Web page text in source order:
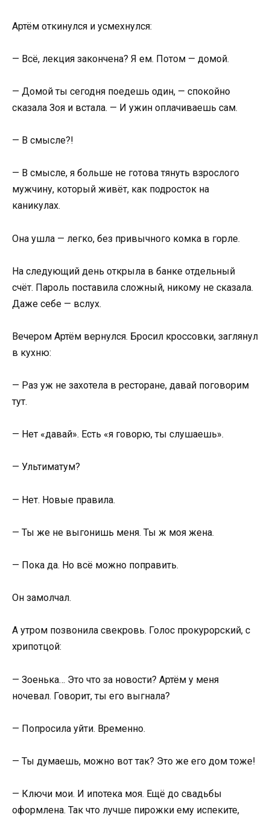
Артём откинулся и усмехнулся:
— Всё, лекция закончена? Я ем. Потом — домой.
— Домой ты сегодня поедешь один, — спокойно
сказала Зоя и встала. — И ужин оплачиваешь сам.
— В смысле?!
— В смысле, я больше не готова тянуть взрослого
мужчину, который живёт, как подросток на
каникулах.
Она ушла — легко, без привычного комка в горле.
На следующий день открыла в банке отдельный
счёт. Пароль поставила сложный, никому не сказала.
Даже себе — вслух.
Вечером Артём вернулся. Бросил кроссовки, заглянул
в кухню:
— Раз уж не захотела в ресторане, давай поговорим
тут.
— Нет «давай». Есть «я говорю, ты слушаешь».
— Ультиматум?
— Нет. Новые правила.
— Ты же не выгонишь меня. Ты ж моя жена.
— Пока да. Но всё можно поправить.
Он замолчал.
А утром позвонила свекровь. Голос прокурорский, с
хрипотцой:
— Зоенька… Это что за новости? Артём у меня
ночевал. Говорит, ты его выгнала?
— Попросила уйти. Временно.
— Ты думаешь, можно вот так? Это же его дом тоже!
— Ключи мои. И ипотека моя. Ещё до свадьбы
оформлена. Так что лучше пирожки ему испеките,